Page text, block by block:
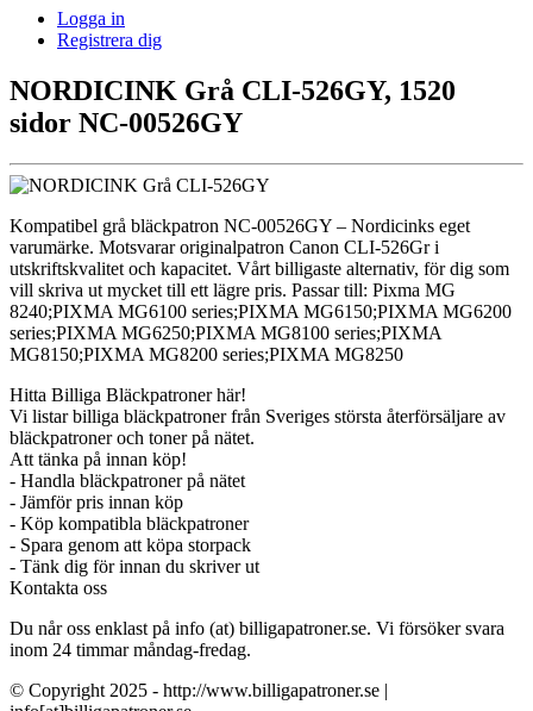
Logga in
Registrera dig
NORDICINK Grå CLI-526GY, 1520
sidor NC-00526GY
Kompatibel grå bläckpatron NC-00526GY – Nordicinks eget
varumärke. Motsvarar originalpatron Canon CLI-526Gr i
utskriftskvalitet och kapacitet. Vårt billigaste alternativ, för dig som
vill skriva ut mycket till ett lägre pris. Passar till: Pixma MG
8240;PIXMA MG6100 series;PIXMA MG6150;PIXMA MG6200
series;PIXMA MG6250;PIXMA MG8100 series;PIXMA
MG8150;PIXMA MG8200 series;PIXMA MG8250
Hitta Billiga Bläckpatroner här!
Vi listar billiga bläckpatroner från Sveriges största återförsäljare av
bläckpatroner och toner på nätet.
Att tänka på innan köp!
- Handla bläckpatroner på nätet
- Jämför pris innan köp
- Köp kompatibla bläckpatroner
- Spara genom att köpa storpack
- Tänk dig för innan du skriver ut
Kontakta oss
Du når oss enklast på info (at) billigapatroner.se. Vi försöker svara
inom 24 timmar måndag-fredag.
© Copyright 2025 - http://www.billigapatroner.se |